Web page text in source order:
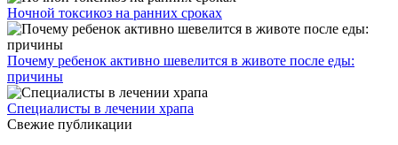
Ночной токсикоз на ранних сроках
Почему ребенок активно шевелится в животе после еды:
причины
Специалисты в лечении храпа
Свежие публикации